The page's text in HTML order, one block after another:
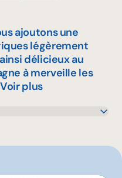
ajoutons une
légèrement
délicieux au
à merveille les
Voir plus